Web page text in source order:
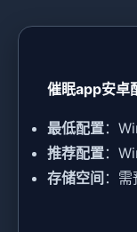
催眠app安卓
​最低配置​：
​推荐配置​：
​存储空间​ ：